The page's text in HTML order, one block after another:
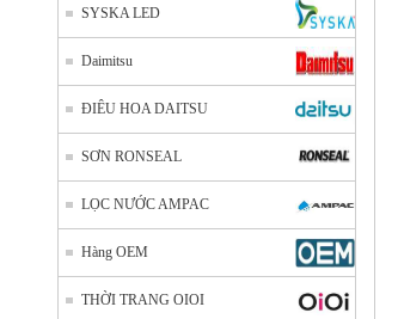
SYSKA LED
Daimitsu
ĐIÊU HOA DAITSU
SƠN RONSEAL
LỌC NƯỚC AMPAC
Hàng OEM
THỜI TRANG OIOI